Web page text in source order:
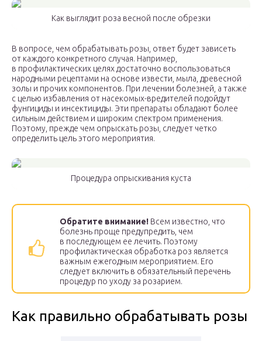
Как выглядит роза весной после обрезки
В вопросе, чем обрабатывать розы, ответ будет зависеть
от каждого конкретного случая. Например,
в профилактических целях достаточно воспользоваться
народными рецептами на основе извести, мыла, древесной
золы и прочих компонентов. При лечении болезней, а также
с целью избавления от насекомых-вредителей подойдут
фунгициды и инсектициды. Эти препараты обладают более
сильным действием и широким спектром применения.
Поэтому, прежде чем опрыскать розы, следует четко
определить цель этого мероприятия.
Процедура опрыскивания куста
Обратите внимание! Всем известно, что
болезнь проще предупредить, чем
в последующем ее лечить. Поэтому
профилактическая обработка роз является
важным ежегодным мероприятием. Его
следует включить в обязательный перечень
процедур по уходу за розарием.
Как правильно обрабатывать розы